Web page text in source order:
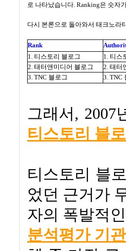
로 나타났습니다. Ranking은 숫자
다시 본론으로 돌아와서 태크노라
Rank
1. 티스토리 블로그
1. 티스
2. 태터앤미디어 블로그
2. 태터
3. TNC 블로그
3. TNC
그래서, 2007
티스토리 블
티스토리 블
었던 근거가
자의 폭발적
분석평가 기